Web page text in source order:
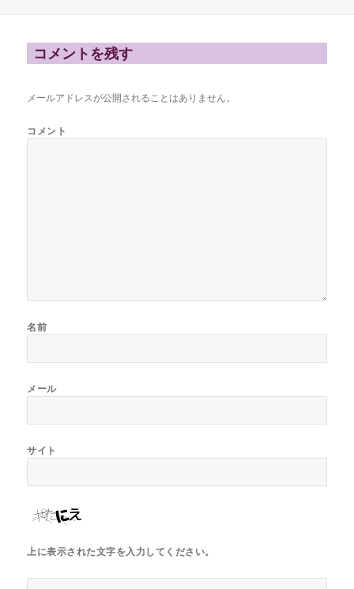
コメントを残す
メールアドレスが公開されることはありません。
コメント
名前
メール
サイト
上に表示された文字を入力してください。